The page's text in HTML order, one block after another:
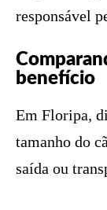
responsável
benefício
Em Floripa,
tamanho do
saída ou